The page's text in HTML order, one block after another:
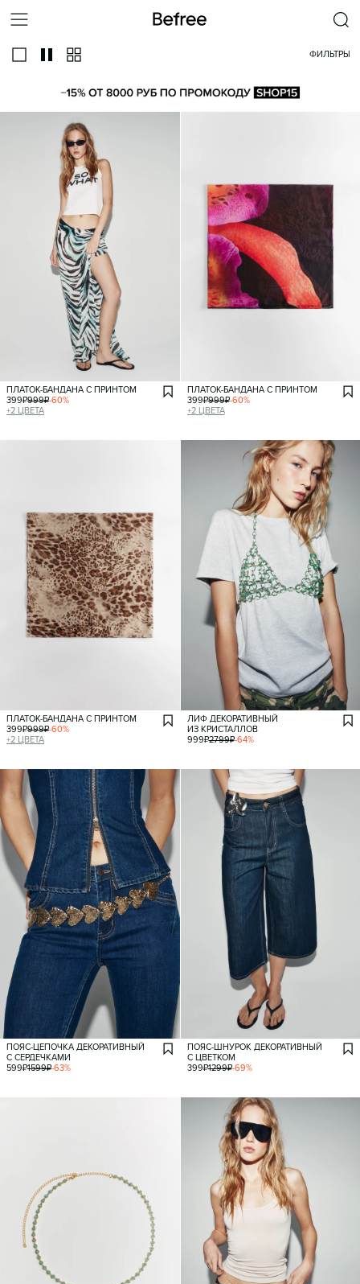
ФИЛЬТРЫ
ПЛАТОК-БАНДАНА С ПРИНТОМ
399₽999₽-60%
+2 ЦВЕТА
ПЛАТОК-БАНДАНА С ПРИНТОМ
399₽999₽-60%
+2 ЦВЕТА
ПЛАТОК-БАНДАНА С ПРИНТОМ
399₽999₽-60%
+2 ЦВЕТА
ЛИФ ДЕКОРАТИВНЫЙ
ИЗ КРИСТАЛЛОВ
999₽2799₽-64%
ПОЯС-ЦЕПОЧКА ДЕКОРАТИВНЫЙ
С СЕРДЕЧКАМИ
599₽1599₽-63%
ПОЯС-ШНУРОК ДЕКОРАТИВНЫЙ
С ЦВЕТКОМ
399₽1299₽-69%